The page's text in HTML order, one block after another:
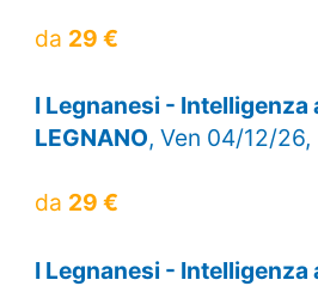
da 29 €
I Legnanesi - Intelligenza
LEGNANO, Ven 04/12/26,
da 29 €
I Legnanesi - Intelligenza